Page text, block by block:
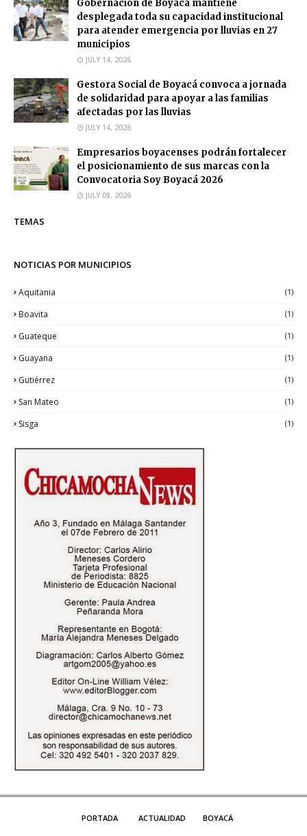
Gobernación de Boyacá mantiene
desplegada toda su capacidad institucional
para atender emergencia por lluvias en 27
municipios
JULY 14, 2026
Gestora Social de Boyacá convoca a jornada
de solidaridad para apoyar a las familias
afectadas por las lluvias
JULY 14, 2026
Empresarios boyacenses podrán fortalecer
el posicionamiento de sus marcas con la
Convocatoria Soy Boyacá 2026
JULY 08, 2026
TEMAS
NOTICIAS POR MUNICIPIOS
Aquitania (1)
Boavita (1)
Guateque (1)
Guayana (1)
Gutiérrez (1)
San Mateo (1)
Sisga (1)
PORTADA ACTUALIDAD
BOYACÁ